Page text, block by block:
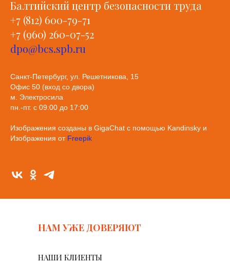
Балтийский центр безопасности труда
+7 (812) 600-79-71
+7 (960) 260-07-52
dpo@bcs.spb.ru
Санкт-Петербург, ул. Решетникова, 15
Офис 50 (вход со двора)
м. Электросила
пн.-пт. с 09:00 до 17:00
Изображения созданы в GigaChat с помощью Kandinsky и
Изображения от Freepik
НАМ УЖЕ ДОВЕРЯЮТ
НАШИ КЛИЕНТЫ